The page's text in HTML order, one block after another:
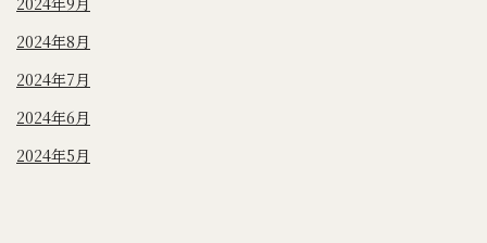
2024年8月
2024年7月
2024年6月
2024年5月